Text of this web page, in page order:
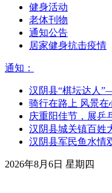
健身活动
老体刊物
通知公告
居家健身抗击疫情
通知：
汉阴县“棋坛达人
骑行在路上 风景在
庆重阳佳节，展乒
汉阴县城关镇百姓
汉阴县军民鱼水情
2026年8月6日 星期四